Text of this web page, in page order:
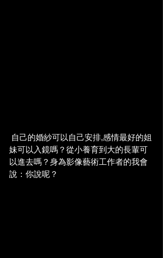
妹可以入鏡嗎？從小養育到大的長輩可
以進去嗎？身為影像藝術工作者的我會
說：你說呢？